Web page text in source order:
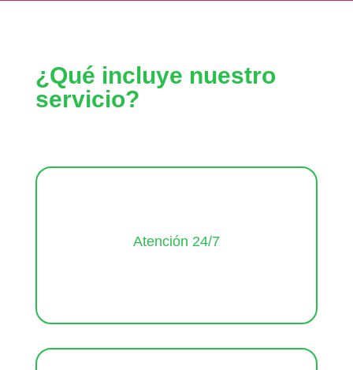
¿Qué incluye nuestro
servicio?
Atención 24/7
Disponibilidad permanente para orientación e